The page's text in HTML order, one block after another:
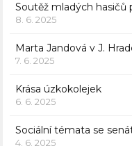
Soutěž mladých
8. 6. 2025
Marta Jandová v J.
7. 6. 2025
Krása úzkokolejek
6. 6. 2025
Sociální témata se
4. 6. 2025